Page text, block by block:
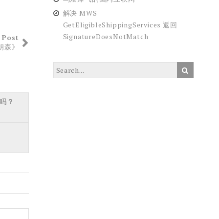
森》
？
解决 MWS
GetEligibleShippingServices 返回
SignatureDoesNotMatch